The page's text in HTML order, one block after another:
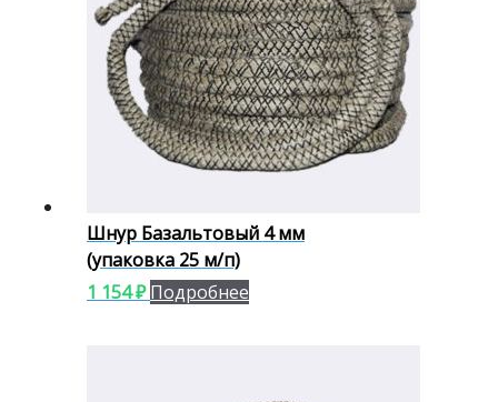
Шнур Базальтовый 4 мм
(упаковка 25 м/п)
1 154₽ Подробнее